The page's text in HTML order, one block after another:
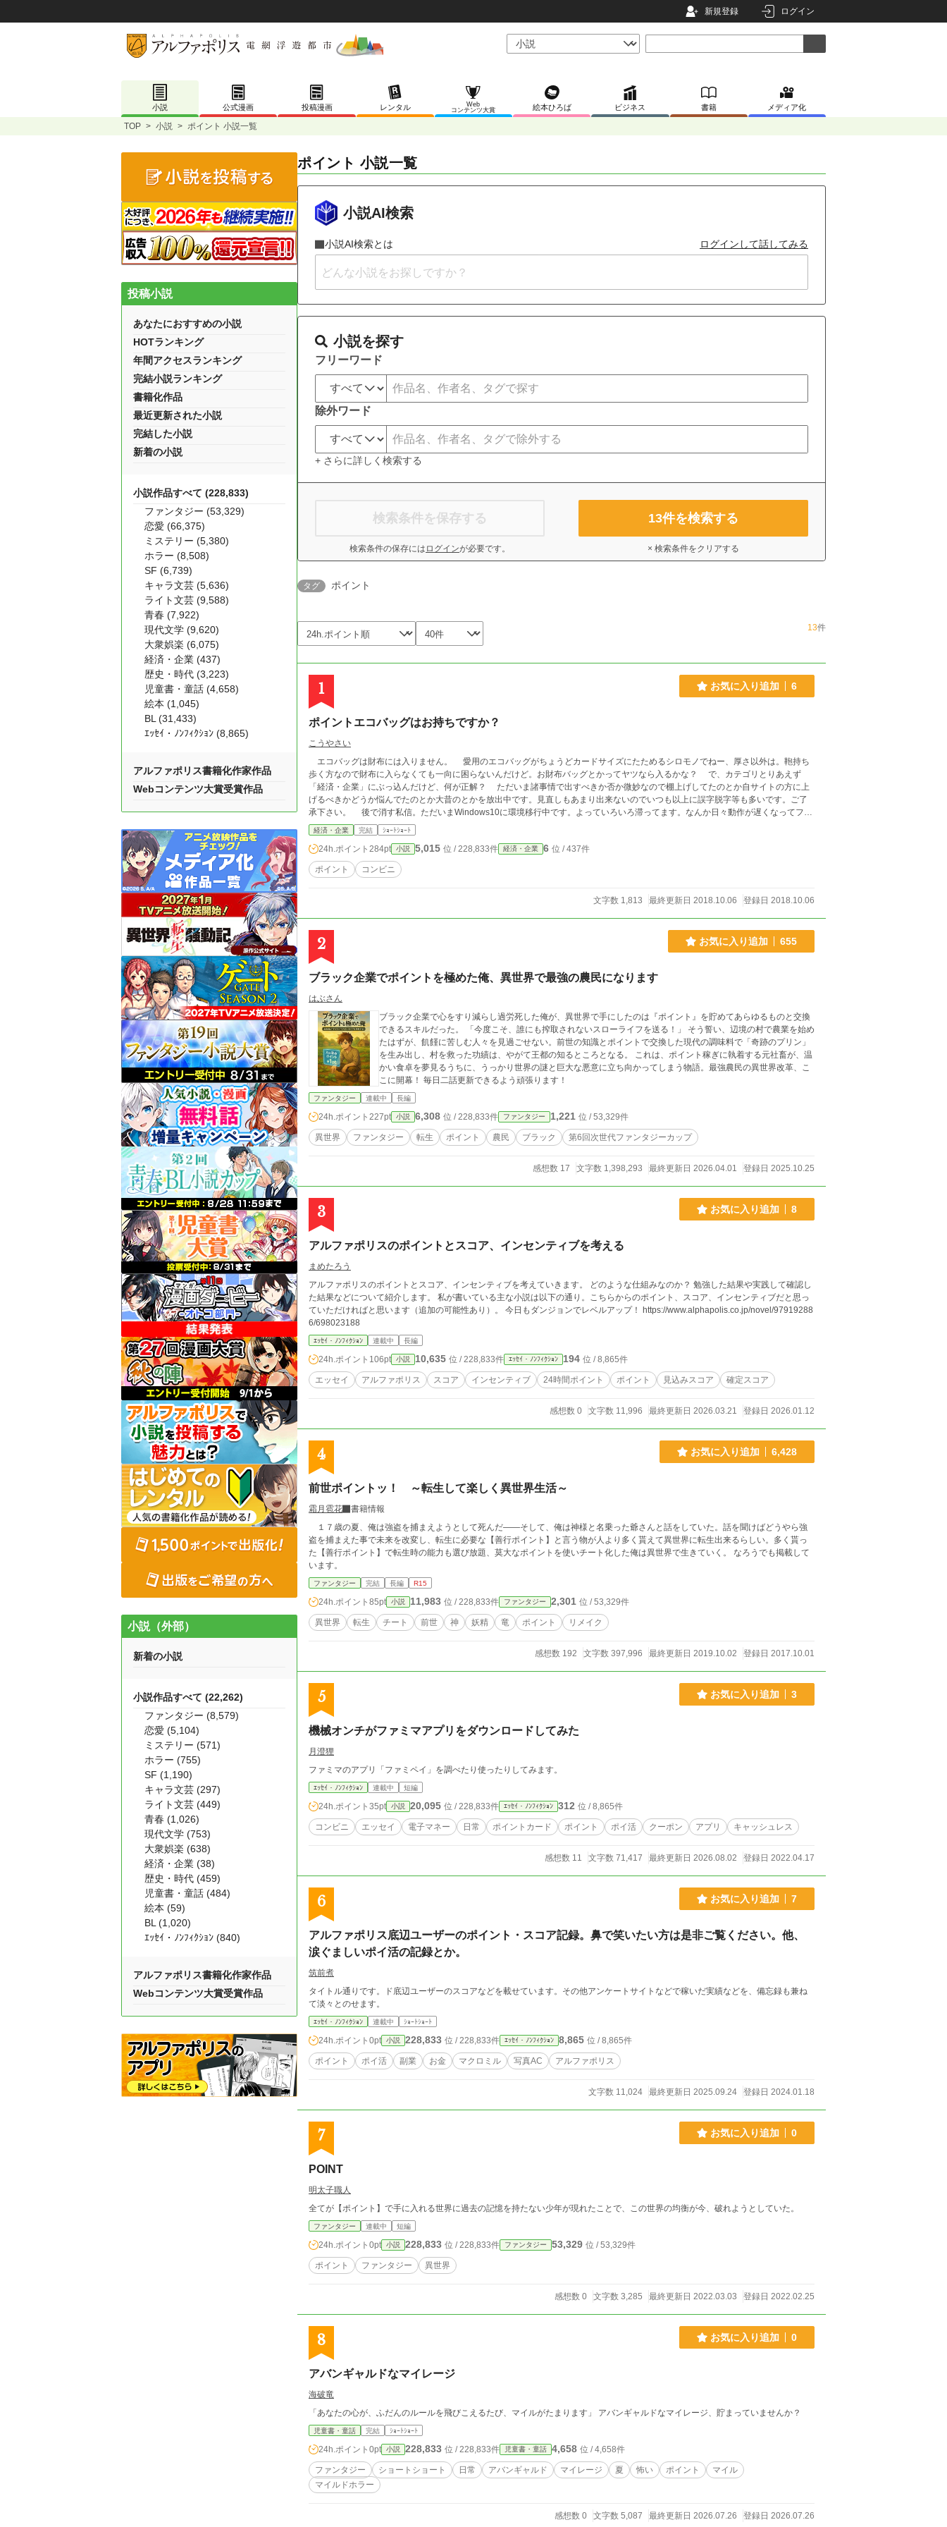
新規登録 ログイン
小説 公式漫画 投稿漫画 レンタル
Web
コンテンツ大賞
絵本ひろば ビジネス 書籍 メディア化
TOP > 小説 > ポイント 小説一覧
ポイント 小説一覧
小説AI検索
小説AI検索とは ログインして話してみる
小説を探す
フリーワード
除外ワード
+ さらに詳しく検索する
検索条件を保存する
検索条件の保存には ログインが必要です。
13件を検索する
× 検索条件をクリアする
タグ ポイント
13件
1 お気に入り追加 6
ポイントエコバッグはお持ちですか？
こうやさい
エコバッグは財布には入りません。 愛用のエコバッグがちょうどカードサイズにたためるシロモノでねー、厚さ以外は。鞄持ち
歩く方なので財布に入らなくても一向に困らないんだけど。お財布バッグとかってヤツなら入るかな？ で、カテゴリとりあえず
「経済・企業」にぶっ込んだけど、何が正解？ ただいま諸事情で出すべきか否か微妙なので棚上げしてたのとか自サイトの方に上
げるべきかどうか悩んでたのとか大昔のとかを放出中です。見直しもあまり出来ないのでいつも以上に誤字脱字等も多いです。ご了
承下さい。 後で消す私信。ただいまWindows10に環境移行中です。よっていろいろ滞ってます。なんか日々動作が遅くなってフリ
ーズの回数が増えてるんだけど……なんか致命的にやばいところの設定ミスってる？
経済・企業 完結 ｼｮｰﾄｼｮｰﾄ
24h.ポイント 284pt 小説 5,015 位 / 228,833件 経済・企業 6 位 / 437件
ポイント コンビニ
文字数 1,813 最終更新日 2018.10.06 登録日 2018.10.06
2 お気に入り追加 655
ブラック企業でポイントを極めた俺、異世界で最強の農民になります
はぶさん
ブラック企業で心をすり減らし過労死した俺が、異世界で手にしたのは『ポイント』を貯めてあらゆるものと交換
できるスキルだった。 「今度こそ、誰にも搾取されないスローライフを送る！」 そう誓い、辺境の村で農業を始め
たはずが、飢饉に苦しむ人々を見過ごせない。前世の知識とポイントで交換した現代の調味料で「奇跡のプリン」
を生み出し、村を救った功績は、やがて王都の知るところとなる。 これは、ポイント稼ぎに執着する元社畜が、温
かい食卓を夢見るうちに、うっかり世界の謎と巨大な悪意に立ち向かってしまう物語。最強農民の異世界改革、こ
こに開幕！ 毎日二話更新できるよう頑張ります！
ファンタジー 連載中 長編
24h.ポイント 227pt 小説 6,308 位 / 228,833件 ファンタジー 1,221 位 / 53,329件
異世界 ファンタジー 転生 ポイント 農民 ブラック 第6回次世代ファンタジーカップ
感想数 17 文字数 1,398,293 最終更新日 2026.04.01 登録日 2025.10.25
3 お気に入り追加 8
アルファポリスのポイントとスコア、インセンティブを考える
まめたろう
アルファポリスのポイントとスコア、インセンティブを考えていきます。 どのような仕組みなのか？ 勉強した結果や実践して確認し
た結果などについて紹介します。 私が書いている主な小説は以下の通り。こちらからのポイント、スコア、インセンティブだと思っ
ていただければと思います（追加の可能性あり）。 今日もダンジョンでレベルアップ！ https://www.alphapolis.co.jp/novel/97919288
6/698023188
ｴｯｾｲ・ﾉﾝﾌｨｸｼｮﾝ 連載中 長編
24h.ポイント 106pt 小説 10,635 位 / 228,833件 ｴｯｾｲ・ﾉﾝﾌｨｸｼｮﾝ 194 位 / 8,865件
エッセイ アルファポリス スコア インセンティブ 24時間ポイント ポイント 見込みスコア 確定スコア
感想数 0 文字数 11,996 最終更新日 2026.03.21 登録日 2026.01.12
4 お気に入り追加 6,428
前世ポイントッ！ ～転生して楽しく異世界生活～
霜月雹花
書籍情報
１７歳の夏、俺は強盗を捕まえようとして死んだ――そして、俺は神様と名乗った爺さんと話をしていた。話を聞けばどうやら強
盗を捕まえた事で未来を改変し、転生に必要な【善行ポイント】と言う物が人より多く貰えて異世界に転生出来るらしい。多く貰っ
た【善行ポイント】で転生時の能力も選び放題、莫大なポイントを使いチート化した俺は異世界で生きていく。 なろうでも掲載して
います。
ファンタジー 完結 長編 R15
24h.ポイント 85pt 小説 11,983 位 / 228,833件 ファンタジー 2,301 位 / 53,329件
異世界 転生 チート 前世 神 妖精 竜 ポイント リメイク
感想数 192 文字数 397,996 最終更新日 2019.10.02 登録日 2017.10.01
5 お気に入り追加 3
機械オンチがファミマアプリをダウンロードしてみた
月澄狸
ファミマのアプリ「ファミペイ」を調べたり使ったりしてみます。
ｴｯｾｲ・ﾉﾝﾌｨｸｼｮﾝ 連載中 短編
24h.ポイント 35pt 小説 20,095 位 / 228,833件 ｴｯｾｲ・ﾉﾝﾌｨｸｼｮﾝ 312 位 / 8,865件
コンビニ エッセイ 電子マネー 日常 ポイントカード ポイント ポイ活 クーポン アプリ キャッシュレス
感想数 11 文字数 71,417 最終更新日 2026.08.02 登録日 2022.04.17
6 お気に入り追加 7
アルファポリス底辺ユーザーのポイント・スコア記録。鼻で笑いたい方は是非ご覧ください。他、
涙ぐましいポイ活の記録とか。
筑前煮
タイトル通りです。ド底辺ユーザーのスコアなどを載せています。その他アンケートサイトなどで稼いだ実績などを、備忘録も兼ね
て淡々とのせます。
ｴｯｾｲ・ﾉﾝﾌｨｸｼｮﾝ 連載中 ｼｮｰﾄｼｮｰﾄ
24h.ポイント 0pt 小説 228,833 位 / 228,833件 ｴｯｾｲ・ﾉﾝﾌｨｸｼｮﾝ 8,865 位 / 8,865件
ポイント ポイ活 副業 お金 マクロミル 写真AC アルファポリス
文字数 11,024 最終更新日 2025.09.24 登録日 2024.01.18
7 お気に入り追加 0
POINT
明太子職人
全てが【ポイント】で手に入れる世界に過去の記憶を持たない少年が現れたことで、この世界の均衡が今、破れようとしていた。
ファンタジー 連載中 短編
24h.ポイント 0pt 小説 228,833 位 / 228,833件 ファンタジー 53,329 位 / 53,329件
ポイント ファンタジー 異世界
感想数 0 文字数 3,285 最終更新日 2022.03.03 登録日 2022.02.25
8 お気に入り追加 0
アバンギャルドなマイレージ
海破竜
「あなたの心が、ふだんのルールを飛びこえるたび、マイルがたまります」 アバンギャルドなマイレージ、貯まっていませんか？
児童書・童話 完結 ｼｮｰﾄｼｮｰﾄ
24h.ポイント 0pt 小説 228,833 位 / 228,833件 児童書・童話 4,658 位 / 4,658件
ファンタジー ショートショート 日常 アバンギャルド マイレージ 夏 怖い ポイント
マイル
マイルドホラー
感想数 0 文字数 5,087 最終更新日 2026.07.26 登録日 2026.07.26
投稿小説
あなたにおすすめの小説
HOTランキング
年間アクセスランキング
完結小説ランキング
書籍化作品
最近更新された小説
完結した小説
新着の小説
小説作品すべて (228,833)
ファンタジー (53,329)
恋愛 (66,375)
ミステリー (5,380)
ホラー (8,508)
SF (6,739)
キャラ文芸 (5,636)
ライト文芸 (9,588)
青春 (7,922)
現代文学 (9,620)
大衆娯楽 (6,075)
経済・企業 (437)
歴史・時代 (3,223)
児童書・童話 (4,658)
絵本 (1,045)
BL (31,433)
ｴｯｾｲ・ﾉﾝﾌｨｸｼｮﾝ (8,865)
アルファポリス書籍化作家作品
Webコンテンツ大賞受賞作品
小説（外部）
新着の小説
小説作品すべて (22,262)
ファンタジー (8,579)
恋愛 (5,104)
ミステリー (571)
ホラー (755)
SF (1,190)
キャラ文芸 (297)
ライト文芸 (449)
青春 (1,026)
現代文学 (753)
大衆娯楽 (638)
経済・企業 (38)
歴史・時代 (459)
児童書・童話 (484)
絵本 (59)
BL (1,020)
ｴｯｾｲ・ﾉﾝﾌｨｸｼｮﾝ (840)
アルファポリス書籍化作家作品
Webコンテンツ大賞受賞作品